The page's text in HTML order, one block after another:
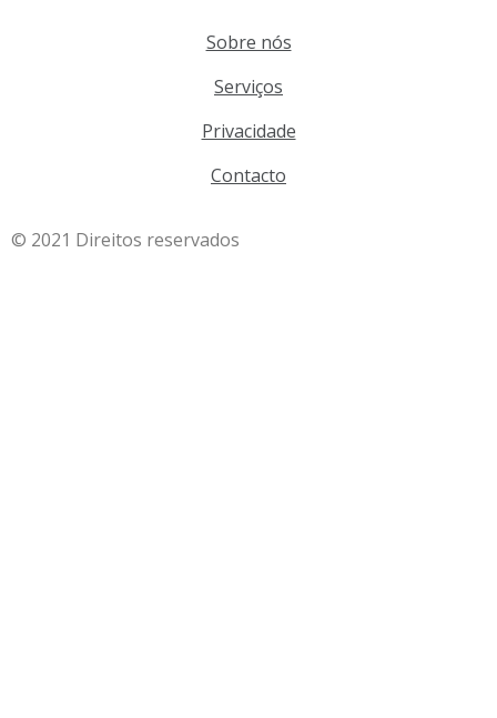
Sobre nós
Serviços
Privacidade
Contacto
© 2021 Direitos reservados